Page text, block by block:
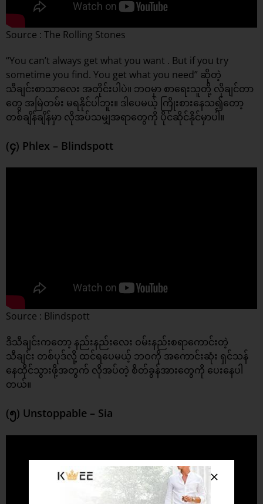
Source : The Rolling Stones
“You can’t always get what you want . But if you try
sometime you find. You get what you need” ဆိုတဲ့
သီချင်းစာသာလေး အတိုင်းပါပဲ။ ဘဝမှာ စာရေးသူတို့ လိုချင်တာ
တွေ အမြဲတမ်း မရနိုင်ပါဘူး။ ဒါပေမယ့် ကြိုးစားနေသ၍တော့
တစ်ချိန်ချိန်မှာ လိုအပ်သမျှအရာတွေကို ပိုင်ဆိုင်နိုင်မှာပါ။
(၄) Phlex – Blindspott
Source : Blindspott
ဒီသီချင်းကတော့ နည်းနည်းလေး ဝမ်းနည်းစရာကောင်းတဲ့
သီချင်း တစ်ပုဒ်လို့ ထင်ရပေမယ့် ဘဝကို အကောင်းဆုံး ရှင်သန်
နေထိုင်သွားဖို့အတွက် လိုအပ်တဲ့ စိတ်ခွန်အားတွေကို ပေးနေပါ
တယ်။
(၅) Unstoppable – Sia